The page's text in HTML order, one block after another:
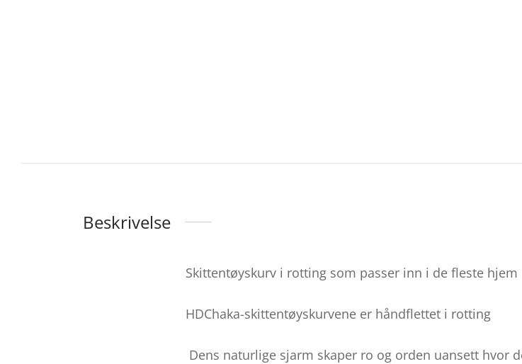
Beskrivelse
Skittentøyskurv i rotting som passer inn i de fleste hjem
HDChaka-skittentøyskurvene er håndflettet i rotting
Dens naturlige sjarm skaper ro og orden uansett hvor